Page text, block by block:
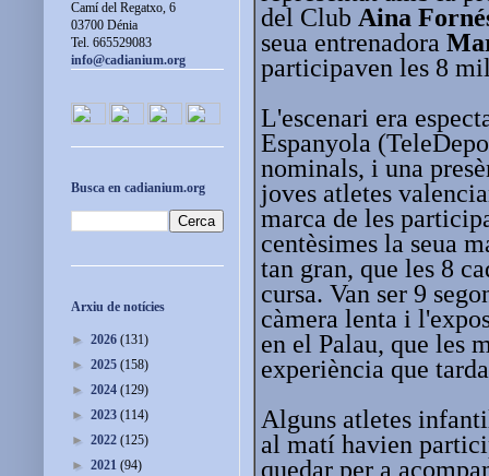
del Club Aina
seua entrenadora
participaven les 8
L'escenari era
Espanyola
nominals, i una
joves atletes
marca de les
centèsimes la seua
tan gran, que les 8
cursa. Van ser 9
càmera lenta i
en el Palau, que les
experiència que
Alguns atletes
al matí havien
quedar per a
Camí del Regatxo, 6
03700 Dénia
Tel. 665529083
info@cadianium.org
Busca en cadianium.org
Arxiu de notícies
► 2026 (131)
► 2025 (158)
► 2024 (129)
► 2023 (114)
► 2022 (125)
► 2021 (94)